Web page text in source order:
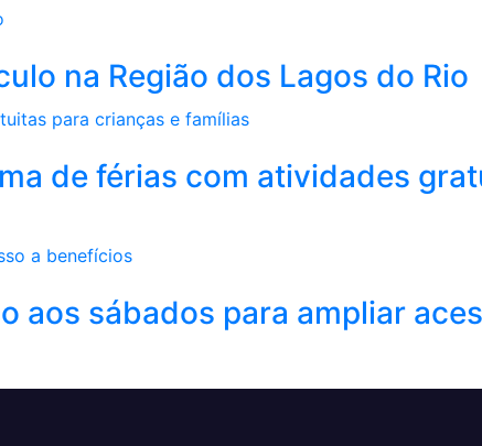
na Região dos Lagos do Rio
de férias com atividades
aos sábados para ampliar